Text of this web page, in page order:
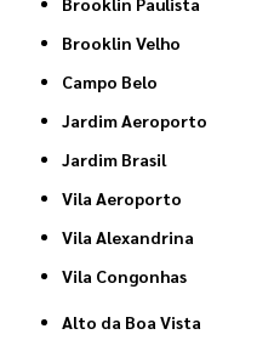
Brooklin Velho
Campo Belo
Jardim Aeroporto
Jardim Brasil
Vila Aeroporto
Vila Alexandrina
Vila Congonhas
Alto da Boa Vista